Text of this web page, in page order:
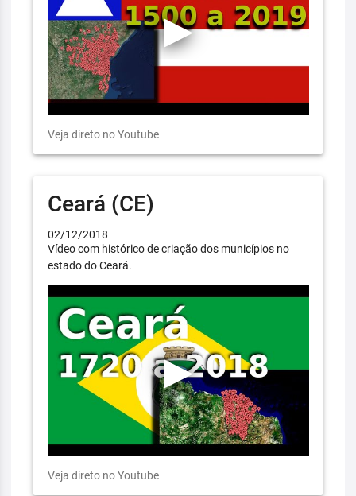
Veja direto no Youtube
Ceará (CE)
02/12/2018
Vídeo com histórico de criação dos municípios no
estado do Ceará.
Veja direto no Youtube